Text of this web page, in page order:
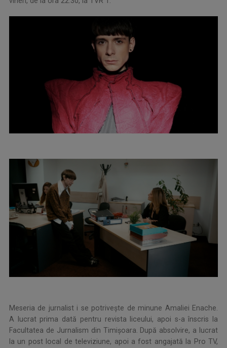
Meseria de jurnalist i se potriveşte de minune Amaliei Enache.
A lucrat prima dată pentru revista liceului, apoi s-a înscris la
Facultatea de Jurnalism din Timişoara. După absolvire, a lucrat
la un post local de televiziune, apoi a fost angajată la Pro TV,